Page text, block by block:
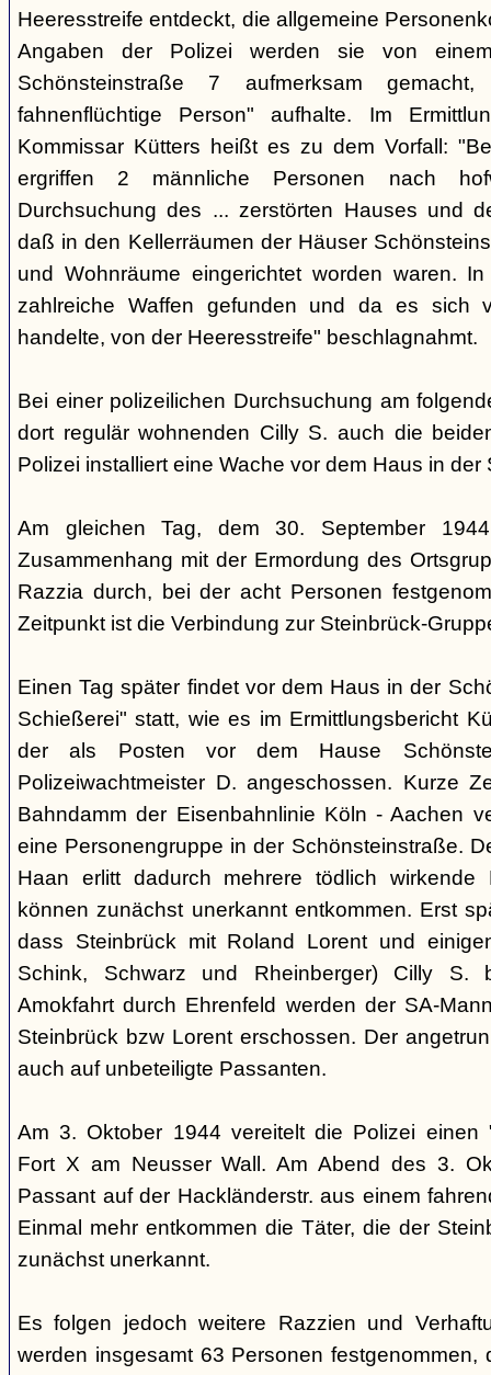
Heeresstreife entdeckt, die allgemeine
Angaben der Polizei werden sie von
Schönsteinstraße 7 aufmerksam
fahnenflüchtige Person" aufhalte. Im
Kommissar Kütters heißt es zu dem Vorfall:
ergriffen 2 männliche Personen nach
Durchsuchung des ... zerstörten Hauses und
daß in den Kellerräumen der Häuser
und Wohnräume eingerichtet worden waren.
zahlreiche Waffen gefunden und da es sich
handelte, von der Heeresstreife" beschlagnahmt.
Bei einer polizeilichen Durchsuchung am
dort regulär wohnenden Cilly S. auch die
Polizei installiert eine Wache vor dem Haus in
Am gleichen Tag, dem 30. September
Zusammenhang mit der Ermordung des
Razzia durch, bei der acht Personen
Zeitpunkt ist die Verbindung zur Steinbrück-
Einen Tag später findet vor dem Haus in der
Schießerei" statt, wie es im Ermittlungsbericht
der als Posten vor dem Hause
Polizeiwachtmeister D. angeschossen. Kurze
Bahndamm der Eisenbahnlinie Köln - Aachen
eine Personengruppe in der Schönsteinstraße.
Haan erlitt dadurch mehrere tödlich wirkende
können zunächst unerkannt entkommen. Erst
dass Steinbrück mit Roland Lorent und
Schink, Schwarz und Rheinberger) Cilly S.
Amokfahrt durch Ehrenfeld werden der SA-
Steinbrück bzw Lorent erschossen. Der
auch auf unbeteiligte Passanten.
Am 3. Oktober 1944 vereitelt die Polizei einen
Fort X am Neusser Wall. Am Abend des 3.
Passant auf der Hackländerstr. aus einem
Einmal mehr entkommen die Täter, die der
zunächst unerkannt.
Es folgen jedoch weitere Razzien und
werden insgesamt 63 Personen festgenommen,